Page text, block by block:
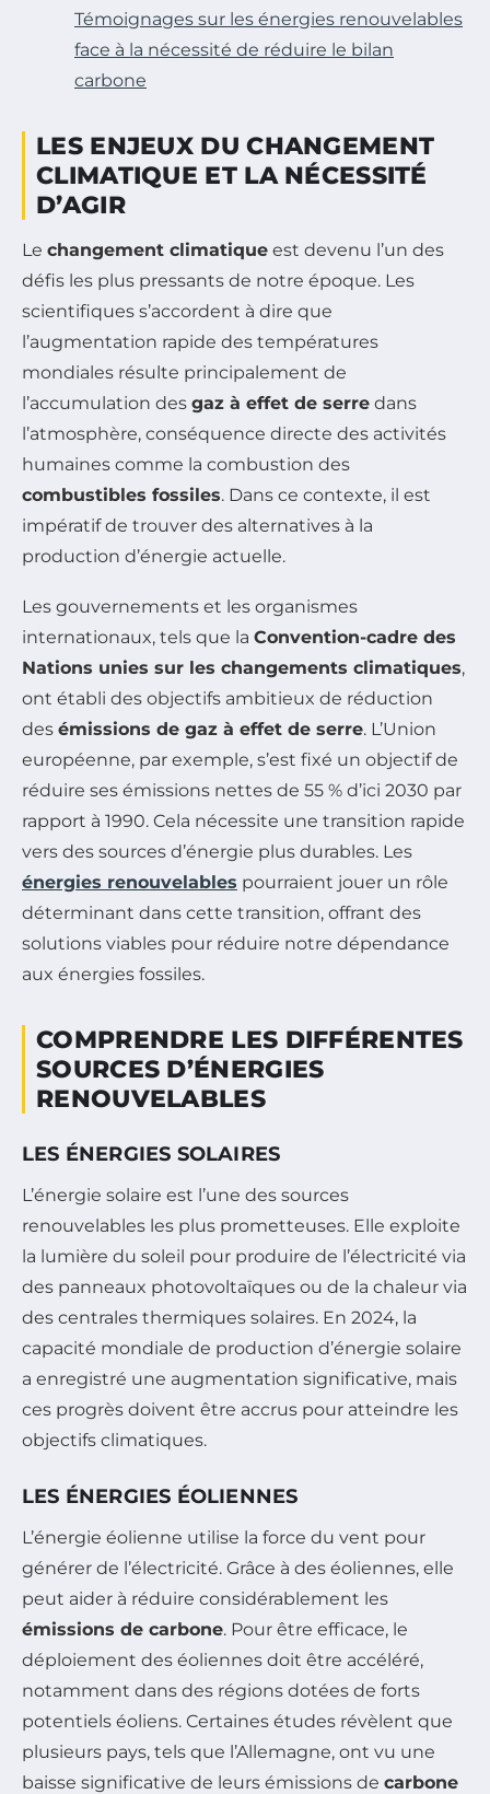
Témoignages sur les énergies renouvelables
face à la nécessité de réduire le bilan
carbone
LES ENJEUX DU CHANGEMENT
CLIMATIQUE ET LA NÉCESSITÉ
D’AGIR
Le changement climatique est devenu l’un des
défis les plus pressants de notre époque. Les
scientifiques s’accordent à dire que
l’augmentation rapide des températures
mondiales résulte principalement de
l’accumulation des gaz à effet de serre dans
l’atmosphère, conséquence directe des activités
humaines comme la combustion des
combustibles fossiles. Dans ce contexte, il est
impératif de trouver des alternatives à la
production d’énergie actuelle.
Les gouvernements et les organismes
internationaux, tels que la Convention-cadre des
Nations unies sur les changements climatiques,
ont établi des objectifs ambitieux de réduction
des émissions de gaz à effet de serre. L’Union
européenne, par exemple, s’est fixé un objectif de
réduire ses émissions nettes de 55 % d’ici 2030 par
rapport à 1990. Cela nécessite une transition rapide
vers des sources d’énergie plus durables. Les
énergies renouvelables pourraient jouer un rôle
déterminant dans cette transition, offrant des
solutions viables pour réduire notre dépendance
aux énergies fossiles.
COMPRENDRE LES DIFFÉRENTES
SOURCES D’ÉNERGIES
RENOUVELABLES
LES ÉNERGIES SOLAIRES
L’énergie solaire est l’une des sources
renouvelables les plus prometteuses. Elle exploite
la lumière du soleil pour produire de l’électricité via
des panneaux photovoltaïques ou de la chaleur via
des centrales thermiques solaires. En 2024, la
capacité mondiale de production d’énergie solaire
a enregistré une augmentation significative, mais
ces progrès doivent être accrus pour atteindre les
objectifs climatiques.
LES ÉNERGIES ÉOLIENNES
L’énergie éolienne utilise la force du vent pour
générer de l’électricité. Grâce à des éoliennes, elle
peut aider à réduire considérablement les
émissions de carbone. Pour être efficace, le
déploiement des éoliennes doit être accéléré,
notamment dans des régions dotées de forts
potentiels éoliens. Certaines études révèlent que
plusieurs pays, tels que l’Allemagne, ont vu une
baisse significative de leurs émissions de carbone